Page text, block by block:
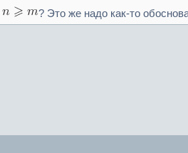
? Это же надо как-то